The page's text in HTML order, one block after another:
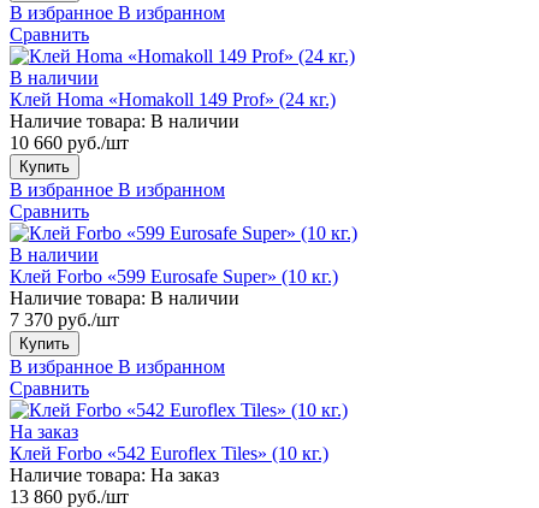
В избранное В избранном
Сравнить
В наличии
Клей Homa «Homakoll 149 Prof» (24 кг.)
Наличие товара: В наличии
10 660 руб./шт
Купить
В избранное В избранном
Сравнить
В наличии
Клей Forbo «599 Eurosafe Super» (10 кг.)
Наличие товара: В наличии
7 370 руб./шт
Купить
В избранное В избранном
Сравнить
На заказ
Клей Forbo «542 Euroflex Tiles» (10 кг.)
Наличие товара: На заказ
13 860 руб./шт